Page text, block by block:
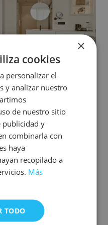
zona splash infantil
un lugar para hacer
leer o simplemente
atención para
una atmósfera equilibrada
modernidad y tradición
×
cookies
personalizar el
y analizar nuestro
de nuestro sitio
publicidad y
combinarla con
haya
recopilado a
Más
TODO